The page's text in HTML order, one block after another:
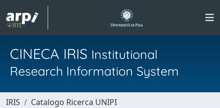
CINECA IRIS Institutional
Research Information System
IRIS
Catalogo Ricerca UNIPI